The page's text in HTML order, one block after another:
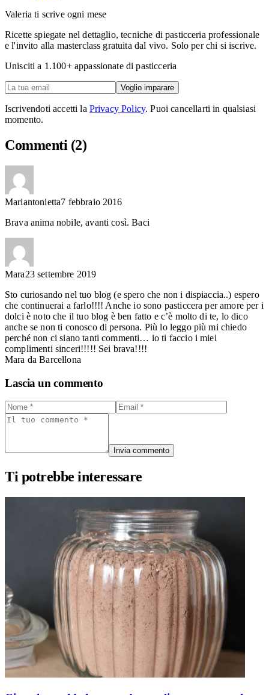
Valeria ti scrive ogni mese
Ricette spiegate nel dettaglio, tecniche di pasticceria professionale
e l'invito alla masterclass gratuita dal vivo. Solo per chi si iscrive.
Unisciti a 1.100+ appassionate di pasticceria
Voglio imparare
Iscrivendoti accetti la Privacy Policy. Puoi cancellarti in qualsiasi
momento.
Commenti (2)
Mariantonietta7 febbraio 2016
Brava anima nobile, avanti così. Baci
Mara23 settembre 2019
Sto curiosando nel tuo blog (e spero che non i dispiaccia..) espero
che continuerai a farlo!!!! Anche io sono pasticcera per amore per i
dolci è noto che il tuo blog è ben fatto e c’è molto di te, lo dico
anche se non ti conosco di persona. Più lo leggo più mi chiedo
perché non ci siano tanti commenti… io ti faccio i miei
complimenti sinceri!!!!! Sei brava!!!!
Mara da Barcellona
Lascia un commento
Invia commento
Ti potrebbe interessare